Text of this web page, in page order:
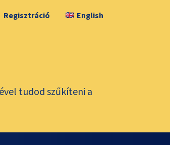
Regisztráció English
tudod szűkíteni a